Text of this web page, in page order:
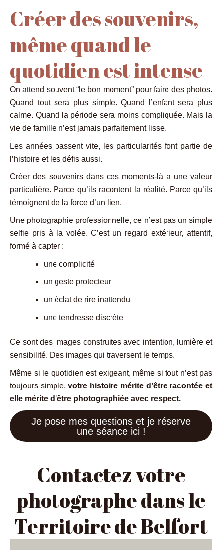
Créer des souvenirs,
même quand le
quotidien est intense
On attend souvent “le bon moment” pour faire des photos.
Quand tout sera plus simple. Quand l’enfant sera plus
calme. Quand la période sera moins compliquée. Mais la
vie de famille n’est jamais parfaitement lisse.
Les années passent vite, les particularités font partie de
l’histoire et les défis aussi.
Créer des souvenirs dans ces moments-là a une valeur
particulière. Parce qu’ils racontent la réalité. Parce qu’ils
témoignent de la force d’un lien.
Une photographie professionnelle, ce n’est pas un simple
selfie pris à la volée. C’est un regard extérieur, attentif,
formé à capter :
une complicité
un geste protecteur
un éclat de rire inattendu
une tendresse discrète
Ce sont des images construites avec intention, lumière et
sensibilité. Des images qui traversent le temps.
Même si le quotidien est exigeant, même si tout n’est pas
toujours simple,votre histoire mérite d’être racontée et
elle mérite d’être photographiée avec respect.
Je pose mes questions et je réserve
une séance ici !
Contactez votre
photographe dans le
Territoire de Belfort